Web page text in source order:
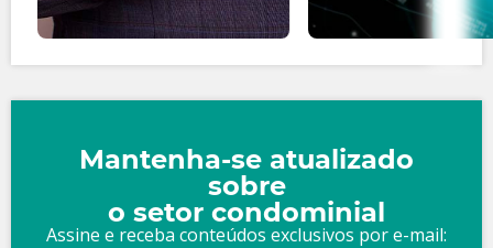
Mantenha-se atualizado
sobre
o setor condominial
Assine e receba conteúdos exclusivos por e-mail: